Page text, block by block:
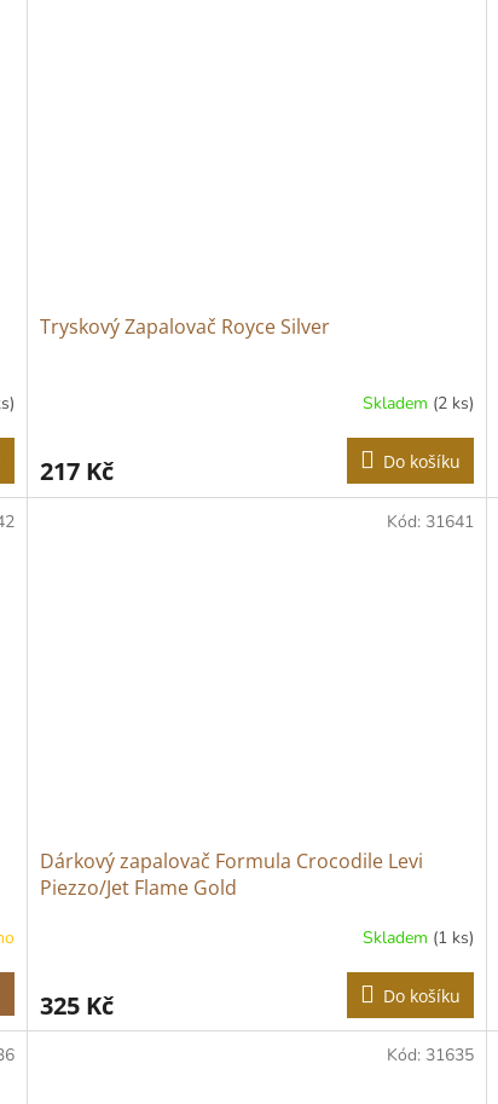
Tryskový Zapalovač Royce Silver
Skladem (2 ks)
217 Kč Do košíku
Dárkový zapalovač Formula Crocodile Levi
Piezzo/Jet Flame Gold
Skladem (1 ks)
325 Kč Do košíku
Kód: 31641
Kód: 31635